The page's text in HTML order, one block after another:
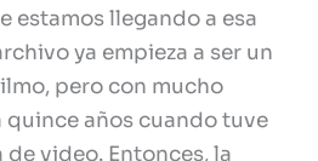
estamos llegando a esa
ya empieza a ser un
pero con mucho
quince años cuando tuve
video. Entonces, la